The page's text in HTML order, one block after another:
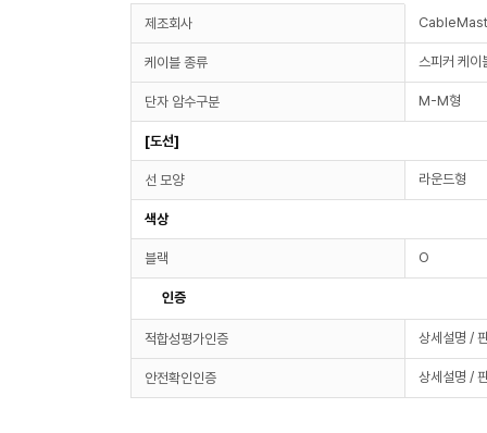
제조회사
케이블 종류 스피커 케이
단자 암수구분 M-M형
[도선]
선 모양 라운드형
색상
블랙 O
인증
적합성평가인증 상세설명 /
안전확인인증 상세설명 /